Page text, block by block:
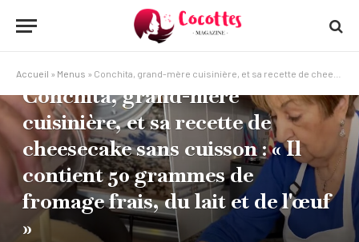
Accueil » Menus » Conchita, grand-mère cuisinière, et sa recette de cheesecake sans cuisson : « Il contient 50 grammes de fromage frais, du lait et de l'œuf »
Conchita, grand-mère
cuisinière, et sa recette de
cheesecake sans cuisson : « Il
contient 50 grammes de
fromage frais, du lait et de l'œuf
»